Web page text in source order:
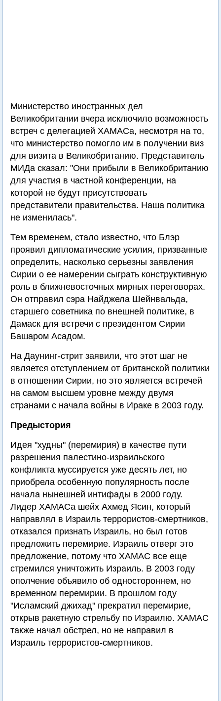
Министерство иностранных дел
Великобритании вчера исключило возможность
встреч с делегацией ХАМАСа, несмотря на то,
что министерство помогло им в получении виз
для визита в Великобританию. Представитель
МИДа сказал: "Они прибыли в Великобританию
для участия в частной конференции, на
которой не будут присутствовать
представители правительства. Наша политика
не изменилась".
Тем временем, стало известно, что Блэр
проявил дипломатические усилия, призванные
определить, насколько серьезны заявления
Сирии о ее намерении сыграть конструктивную
роль в ближневосточных мирных переговорах.
Он отправил сэра Найджела Шейнвальда,
старшего советника по внешней политике, в
Дамаск для встречи с президентом Сирии
Башаром Асадом.
На Даунинг-стрит заявили, что этот шаг не
является отступлением от британской политики
в отношении Сирии, но это является встречей
на самом высшем уровне между двумя
странами с начала войны в Ираке в 2003 году.
Предыстория
Идея "худны" (перемирия) в качестве пути
разрешения палестино-израильского
конфликта муссируется уже десять лет, но
приобрела особенную популярность после
начала нынешней интифады в 2000 году.
Лидер ХАМАСа шейх Ахмед Ясин, который
направлял в Израиль террористов-смертников,
отказался признать Израиль, но был готов
предложить перемирие. Израиль отверг это
предложение, потому что ХАМАС все еще
стремился уничтожить Израиль. В 2003 году
ополчение объявило об одностороннем, но
временном перемирии. В прошлом году
"Исламский джихад" прекратил перемирие,
открыв ракетную стрельбу по Израилю. ХАМАС
также начал обстрел, но не направил в
Израиль террористов-смертников.